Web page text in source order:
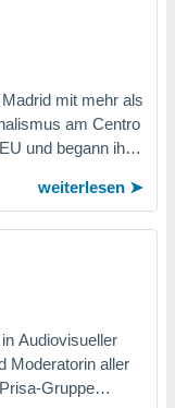
mit mehr als
am Centro
und begann ihre
weiterlesen
Audiovisueller
Moderatorin aller
Gruppe